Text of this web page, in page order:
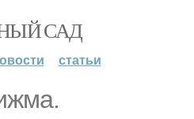
САД
статьи